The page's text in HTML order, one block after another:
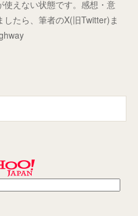
使えない状態です。感想・意
たら、筆者のX(旧Twitter)ま